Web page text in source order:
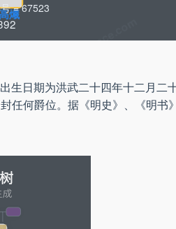
爔= 67523
生日期为洪武二十四年十二月二
何爵位。据《明史》、《明书